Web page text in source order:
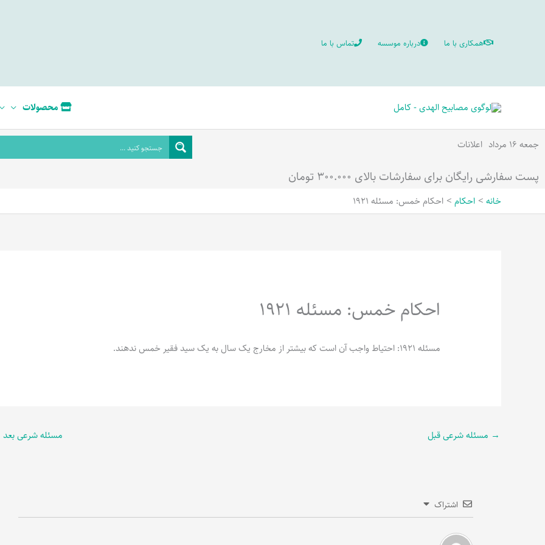
همکاری با ما درباره موسسه تماس با ما
محصولات
جمعه ۱۶ مرداد اعلانات
پست سفارشی رایگان برای سفارشات بالای ۳۰۰.۰۰۰ تومان
خانه احکام احکام خمس: مسئله 1921
احکام خمس: مسئله 1921
مسئله 1921: احتیاط واجب آن است که بیشتر از مخارج یک سال به یک سید فقیر خمس ندهند.
→ مسئله شرعی قبل مسئله شرعی بعد
اشتراک